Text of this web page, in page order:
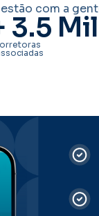
com a
3.5 Mil